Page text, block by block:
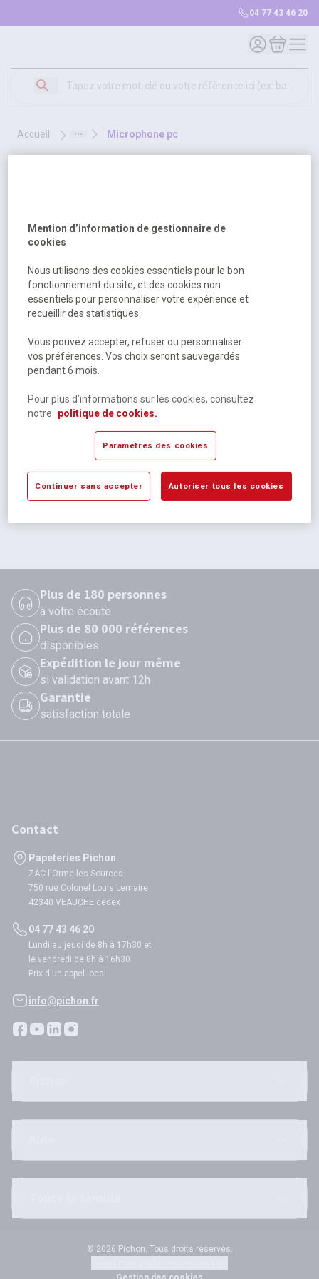
04 77 43 46 20
Mon compte
Mon
accueil microphone pc
1 produit
Kit microphone Streamer USB - Sandberg
Sur commande
64,25 €HT
77,10 €TTC
Plus de 180 personnes
à votre écoute
Plus de 80 000 références
disponibles
Expédition le jour même
si validation avant 12h
Garantie
satisfaction totale
Contact
Papeteries Pichon
ZAC l'Orme les Sources
750 rue Colonel Louis Lemaire
42340 VEAUCHE cedex
04 77 43 46 20
Lundi au jeudi de 8h à 17h30 et
le vendredi de 8h à 16h30
Prix d'un appel local
info@pichon.fr
© 2026 Pichon. Tous droits réservés.
Mention d’information de gestionnaire de
cookies
Nous utilisons des cookies essentiels pour le bon
fonctionnement du site, et des cookies non
essentiels pour personnaliser votre expérience et
recueillir des statistiques.
Vous pouvez accepter, refuser ou personnaliser
vos préférences. Vos choix seront sauvegardés
pendant 6 mois.
Pour plus d’informations sur les cookies, consultez
notre
politique de cookies.
Paramètres des cookies
Continuer sans accepter Autoriser tous les cookies